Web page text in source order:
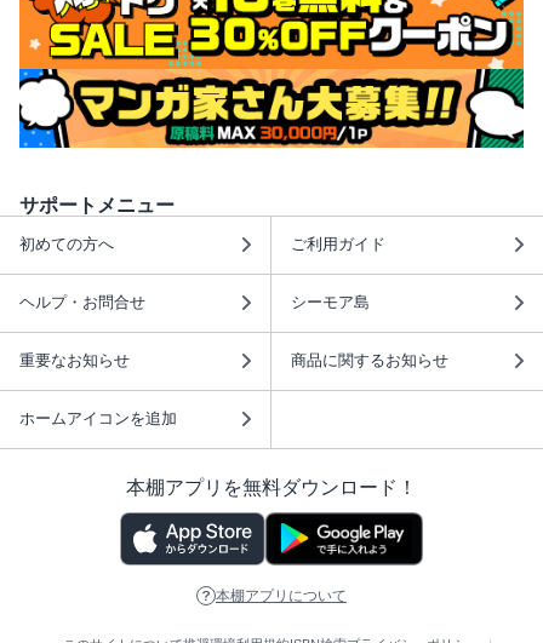
サポートメニュー
初めての方へ ご利用ガイド
ヘルプ・お問合せ シーモア島
重要なお知らせ 商品に関するお知らせ
ホームアイコンを追加
本棚アプリを無料ダウンロード！
本棚アプリについて